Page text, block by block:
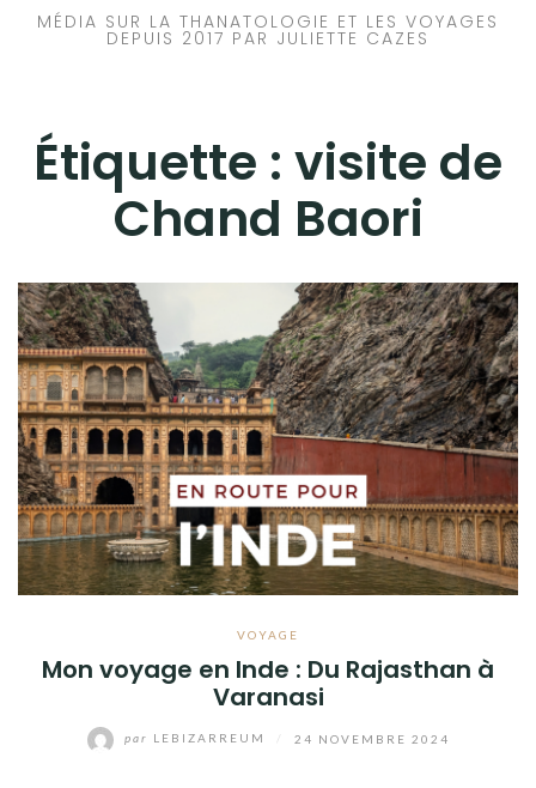
MÉDIA SUR LA THANATOLOGIE ET LES VOYAGES
DEPUIS 2017 PAR JULIETTE CAZES
Étiquette : visite de
Chand Baori
VOYAGE
Mon voyage en Inde : Du Rajasthan à
Varanasi
par LEBIZARREUM 24 NOVEMBRE 2024